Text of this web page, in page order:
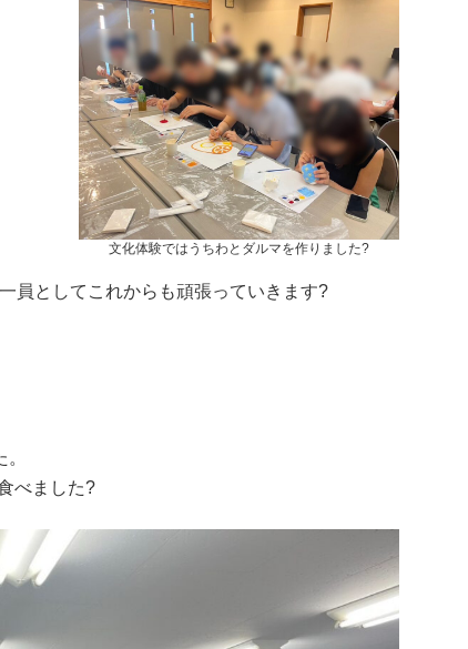
文化体験ではうちわとダルマを作りました?
員としてこれからも頑張っていきます?
べました?